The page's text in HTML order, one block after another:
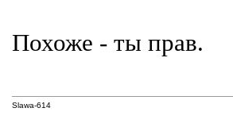
Похоже - ты прав.
Slawa-614